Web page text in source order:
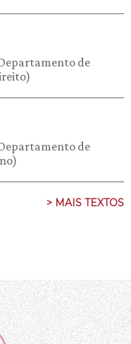
de
de
> MAIS TEXTOS